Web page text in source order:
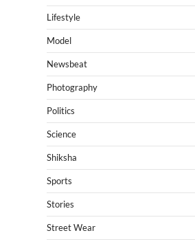
Lifestyle
Model
Newsbeat
Photography
Politics
Science
Shiksha
Sports
Stories
Street Wear